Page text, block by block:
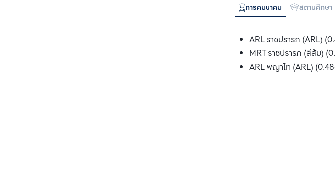
การคมนาคม สถานศึกษา
ARL ราชปรารภ (ARL)
MRT ราชปรารภ (สีส้ม)
ARL พญาไท (ARL)